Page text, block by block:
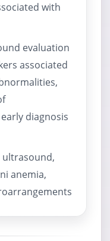
with
evaluation
associated
diagnosis
anemia,